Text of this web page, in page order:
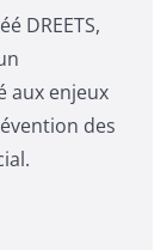
DREETS,
aux enjeux
des